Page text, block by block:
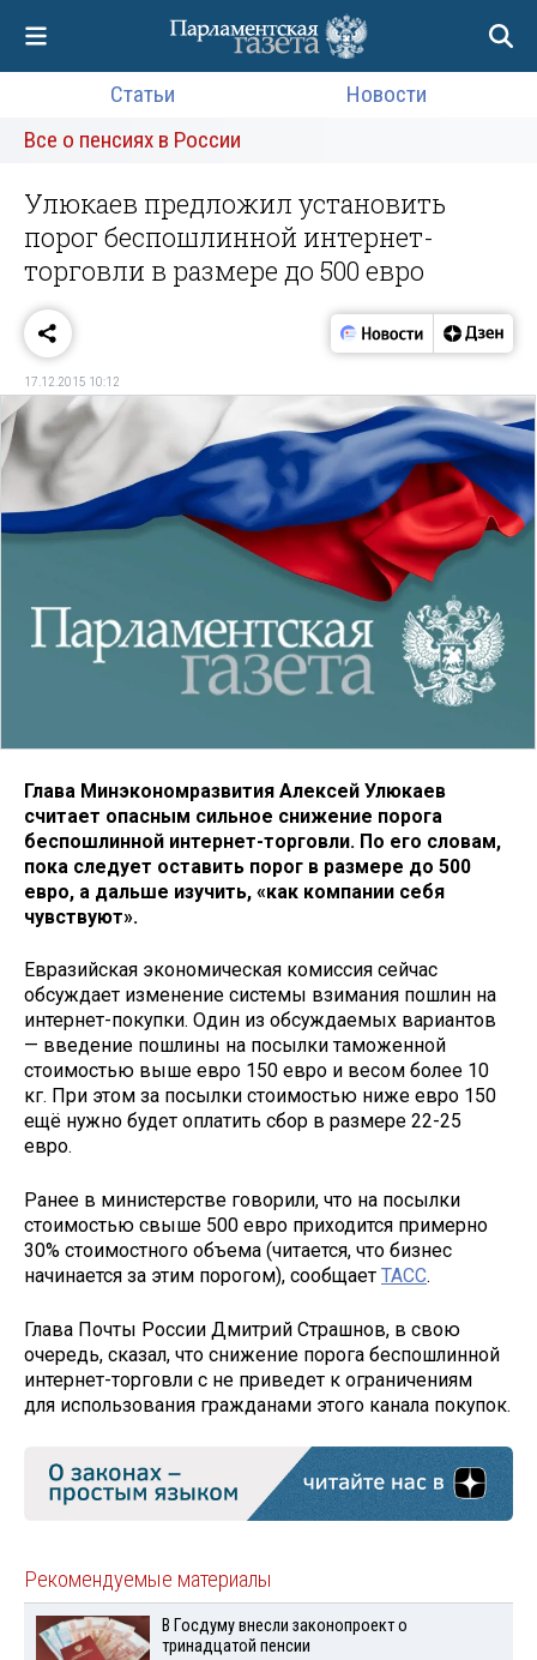
Статьи
Новости
Все о пенсиях в России
Улюкаев предложил установить
порог беспошлинной интернет-
торговли в размере до 500 евро
17.12.2015 10:12
Глава Минэкономразвития Алексей Улюкаев
считает опасным сильное снижение порога
беспошлинной интернет-торговли. По его словам,
пока следует оставить порог в размере до 500
евро, а дальше изучить, «как компании себя
чувствуют».
Евразийская экономическая комиссия сейчас
обсуждает изменение системы взимания пошлин на
интернет-покупки. Один из обсуждаемых вариантов
— введение пошлины на посылки таможенной
стоимостью выше евро 150 евро и весом более 10
кг. При этом за посылки стоимостью ниже евро 150
ещё нужно будет оплатить сбор в размере 22-25
евро.
Ранее в министерстве говорили, что на посылки
стоимостью свыше 500 евро приходится примерно
30% стоимостного объема (читается, что бизнес
начинается за этим порогом), сообщает ТАСС.
Глава Почты России Дмитрий Страшнов, в свою
очередь, сказал, что снижение порога беспошлинной
интернет-торговли с не приведет к ограничениям
для использования гражданами этого канала покупок.
Рекомендуемые материалы
В Госдуму внесли законопроект о
тринадцатой пенсии